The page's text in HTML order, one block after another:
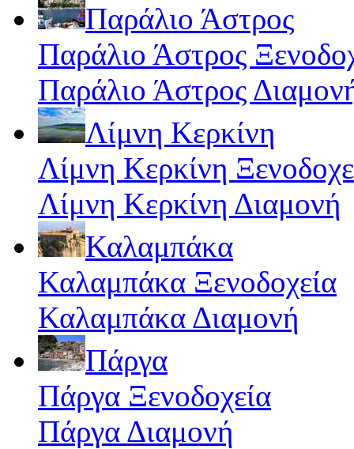
Παράλιο Άστρος
Παράλιο Άστρος
Παράλιο Άστρος
Λίμνη Κερκίνη
Λίμνη Κερκίνη
Λίμνη Κερκίνη Διαμονή
Καλαμπάκα
Καλαμπάκα Ξενοδοχεία
Καλαμπάκα Διαμονή
Πάργα
Πάργα Ξενοδοχεία
Πάργα Διαμονή